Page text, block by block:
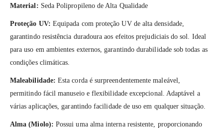
Material: Seda Polipropileno de Alta Qualidade
Proteção UV: Equipada com proteção UV de alta densidade,
garantindo resistência duradoura aos efeitos prejudiciais do sol. Ideal
para uso em ambientes externos, garantindo durabilidade sob todas as
condições climáticas.
Maleabilidade: Esta corda é surpreendentemente maleável,
permitindo fácil manuseio e flexibilidade excepcional. Adaptável a
várias aplicações, garantindo facilidade de uso em qualquer situação.
Alma (Miolo): Possui uma alma interna resistente, proporcionando